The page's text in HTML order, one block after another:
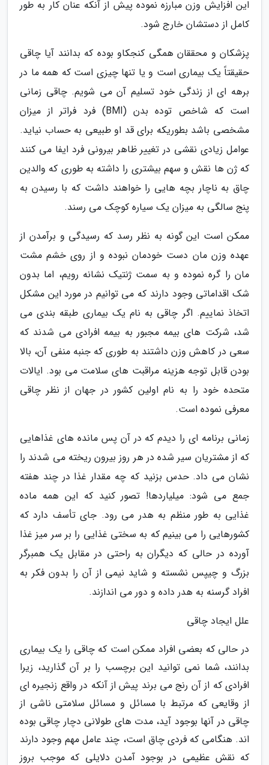
این افزایش وزن مبارزه نموده پیش از آنکه عنان کار به طور
کامل از دستشان خارج شود.
پزشکان و محققان همگی کنجکاو بوده که بدانند آیا چاقی
حقیقتاً یک بیماری است و یا تنها چیزی است که همه ما در
برهه ای از زندگی خود تسلیم آن می شویم. چاقی زمانی
است که شاخص توده بدن (BMI) فرد فراتر از میزان
مشخصی باشد بطوریکه برای قد او طبیعی به حساب نیاید.
عوامل زیادی نقشی در تغییر ظاهر بیرونی فرد ایفا می کنند
که ژن ها نقش و سهم بیشتری را داشته به طوری که والدین
چاق به ناچار بچه هایی را خواهند داشت که با رسیدن به
پنج سالگی به میزان یک سیاره کوچک می رسند.
ممکن است این گونه به نظر رسد که رسیدگی و برآمدن از
عهده وزن مان دست خودمان نبوده و از روی خشم مشت
مان را گره نموده و به سمت ژنتیک نشانه رویم، اما بدون
شک اقداماتی وجود دارند که می توانیم در مورد این مشکل
اتخاذ نماییم. اگر چاقی به نام یک بیماری طبقه بندی می
شد، شرکت های بیمه مجبور به بیمه افرادی می شدند که
سعی در کاهش وزن داشتند به طوری که جنبه منفی آن، بالا
بودن قابل توجه هزینه مراقبت های سلامت می بود. ایالات
متحده خود را به نام اولین کشور در جهان از نظر چاقی
معرفی نموده است.
زمانی برنامه ای را دیدم که در آن پس مانده های غذاهایی
که از مشتریان سیر شده در هر روز بیرون ریخته می شدند را
نشان می داد. حدس بزنید که چه مقدار غذا در چند هفته
جمع می شود: میلیاردها! تصور کنید که این همه ماده
غذایی به طور منظم به هدر می رود. جای تأسف دارد که
کشورهایی را می بینیم که به سختی غذایی را بر سر میز غذا
آورده در حالی که دیگران به راحتی در مقابل یک همبرگر
بزرگ و چیپس نشسته و شاید نیمی از آن را بدون فکر به
افراد گرسنه به هدر داده و دور می اندازند.
علل ایجاد چاقی
در حالی که بعضی افراد ممکن است که چاقی را یک بیماری
بدانند، شما نمی توانید این برچسب را بر آن گذارید، زیرا
افرادی که از آن رنج می برند پیش از آنکه در واقع زنجیره ای
از وقایعی که مرتبط با مسائل و مسائل سلامتی ناشی از
چاقی در آنها بوجود آید، مدت های طولانی دچار چاقی بوده
اند. هنگامی که فردی چاق است، چند عامل مهم وجود دارند
که نقش عظیمی در بوجود آمدن دلایلی که موجب بروز